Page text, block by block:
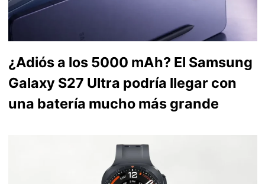
¿Adiós a los 5000 mAh? El Samsung
Galaxy S27 Ultra podría llegar con
una batería mucho más grande